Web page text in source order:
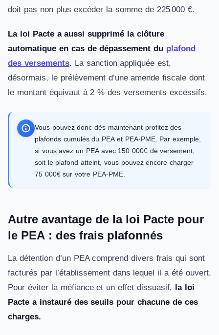
doit pas non plus excéder la somme de 225 000 €.
La loi Pacte a aussi supprimé la clôture
automatique en cas de dépassement du plafond
des versements. La sanction appliquée est,
désormais, le prélèvement d’une amende fiscale dont
le montant équivaut à 2 % des versements excessifs.
Vous pouvez donc dès maintenant profitez des
plafonds cumulés du PEA et PEA-PME. Par exemple,
si vous avez un PEA avec 150 000€ de versement,
soit le plafond atteint, vous pouvez encore charger
75 000€ sur votre PEA-PME.
Autre avantage de la loi Pacte pour
le PEA : des frais plafonnés
La détention d’un PEA comprend divers frais qui sont
facturés par l’établissement dans lequel il a été ouvert.
Pour éviter la méfiance et un effet dissuasif, la loi
Pacte a instauré des seuils pour chacune de ces
charges.